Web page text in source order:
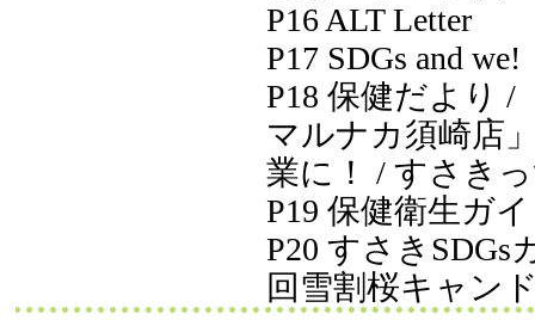
P16 ALT Letter
P17 SDGs and we!
P18 保健だより /
マルナカ須崎店
業に！ / すさき
P19 保健衛生ガ
P20 すさきSDGs
回雪割桜キャン